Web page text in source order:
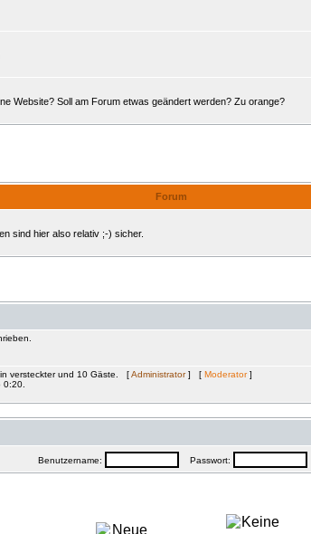
Website? Soll am Forum etwas geändert werden? Zu orange?
Forum
sind hier also relativ ;-) sicher.
versteckter und 10 Gäste. [Administrator] [ Moderator]
0:20.
Benutzername: Passwort: